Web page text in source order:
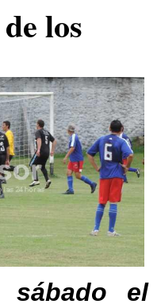
los
sábado el